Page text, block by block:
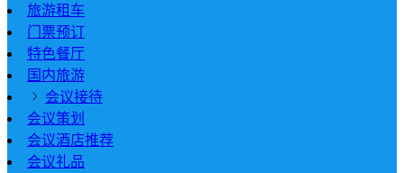
旅游租车
门票预订
特色餐厅
国内旅游
会议接待
会议策划
会议酒店推荐
会议礼品